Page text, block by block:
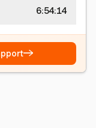
6:54:15
→